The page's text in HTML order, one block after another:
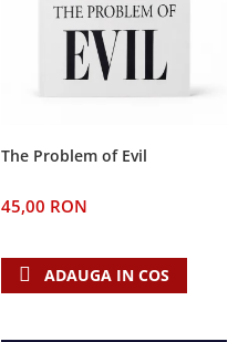
The Problem of Evil
45,00 RON
ADAUGA IN COS